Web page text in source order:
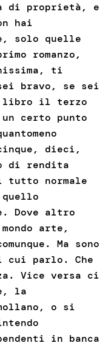
di proprietà, e
hai
solo quelle
romanzo,
ti
bravo, se sei
libro il terzo
certo punto
dieci,
di rendita
tutto normale
Dove altro
arte,
Ma sono
parlo. Che
Vice versa ci
la
o si
in banca